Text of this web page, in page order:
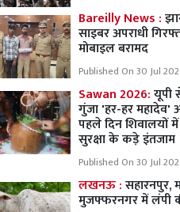
Bareilly News :
साइबर अपराधी
मोबाइल बरामद
Published On 30 Jul
Sawan 2026:यूपी
गुंजा 'हर-हर
पहले दिन शिवालयों में
सुरक्षा के कड़े इंतजाम
Published On 30 Jul
लखनऊ :सहारनपुर,
मुजफ्फरनगर में लंपी